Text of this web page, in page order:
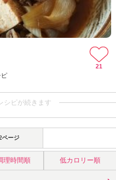
21
シピが続きます
ページ
理時間順 低カロリー順